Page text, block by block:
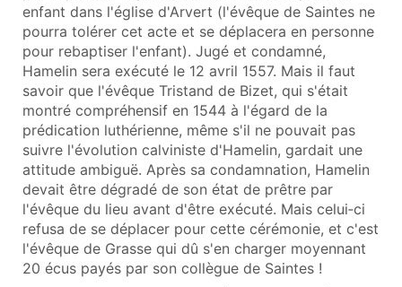
enfant dans l'église d'Arvert (l'évêque de Saintes ne
pourra tolérer cet acte et se déplacera en personne
pour rebaptiser l'enfant). Jugé et condamné,
Hamelin sera exécuté le 12 avril 1557. Mais il faut
savoir que l'évêque Tristand de Bizet, qui s'était
montré compréhensif en 1544 à l'égard de la
prédication luthérienne, même s'il ne pouvait pas
suivre l'évolution calviniste d'Hamelin, gardait une
attitude ambiguë. Après sa condamnation, Hamelin
devait être dégradé de son état de prêtre par
l'évêque du lieu avant d'être exécuté. Mais celui‑ci
refusa de se déplacer pour cette cérémonie, et c'est
l'évêque de Grasse qui dû s'en charger moyennant
20 écus payés par son collègue de Saintes !